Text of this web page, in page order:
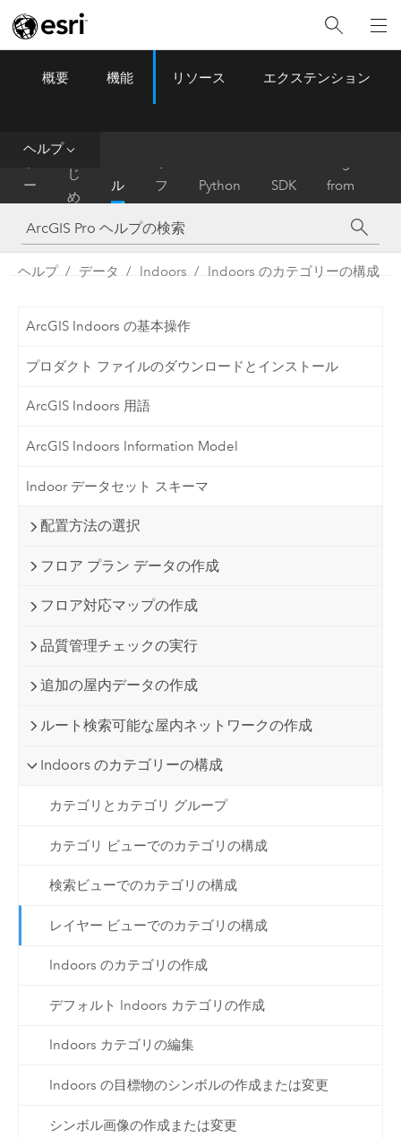
ArcGIS Pro Menu
概要 機能 リソース エクステンション
ヘルプ
ー
ム
は
じ
め
に
ル
プ
フ
ァ
レ
ン
ス
Python SDK
from
ArcMap
ヘルプ データ Indoors Indoors のカテゴリーの構成
ArcGIS Indoors の基本操作
プロダクト ファイルのダウンロードとインストール
ArcGIS Indoors 用語
ArcGIS Indoors Information Model
Indoor データセット スキーマ
配置方法の選択
フロア プラン データの作成
フロア対応マップの作成
品質管理チェックの実行
追加の屋内データの作成
ルート検索可能な屋内ネットワークの作成
Indoors のカテゴリーの構成
カテゴリとカテゴリ グループ
カテゴリ ビューでのカテゴリの構成
検索ビューでのカテゴリの構成
レイヤー ビューでのカテゴリの構成
Indoors のカテゴリの作成
デフォルト Indoors カテゴリの作成
Indoors カテゴリの編集
Indoors の目標物のシンボルの作成または変更
シンボル画像の作成または変更